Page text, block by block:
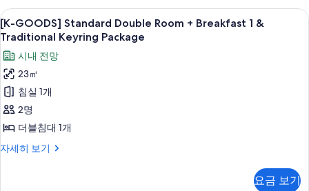
음
면
사
진
모
두
보
기
볶
음
면
자
세
히
보
기
리
미
어
더
블
+
까
르
보
울
산
K-
프
리
미
어
더
+
까
르
[K-
GOODS]
Standard
Double
Room
+
Breakfast
1
&
Traditional
고급 침구, 객실 내 금고, 암막 커튼, 방
6
[K-GOODS] Standard Double Room + Breakfast 1 &
Traditional Keyring Package
시내 전망
23㎡
침실 1개
2명
더블침대 1개
자세히 보기
[K-
요금 보기